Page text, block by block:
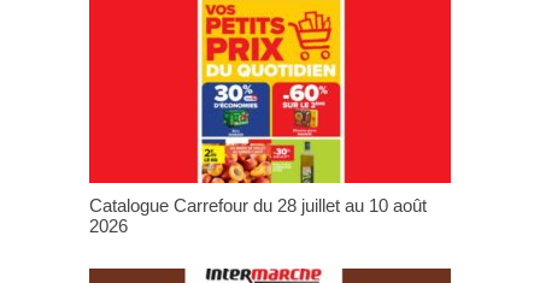
Catalogue Carrefour du 28 juillet au 10 août
2026